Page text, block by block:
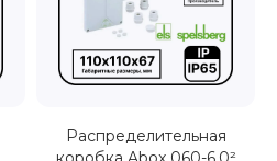
Распределительная